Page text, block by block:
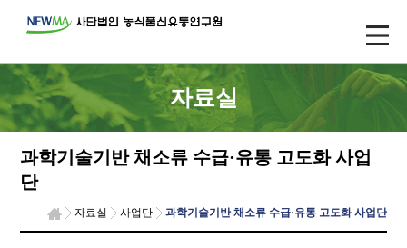
자료실
과학기술기반 채소류 수급·유통 고도화 사업
단
자료실 사업단 과학기술기반 채소류 수급·유통 고도화 사업단